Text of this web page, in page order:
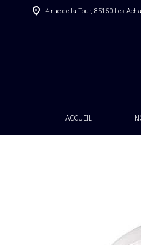
4 rue de la Tour, 85150 Les
ACCUEIL